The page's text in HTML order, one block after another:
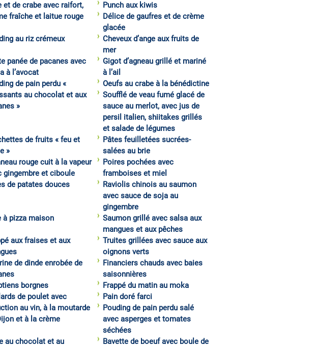
et de crabe avec raifort,
fraîche et laitue rouge
Punch aux kiwis
Délice de gaufres et de crème
glacée
au riz crémeux
Cheveux d’ange aux fruits de
mer
panée de pacanes avec
à l’avocat
Gigot d’agneau grillé et mariné
à l’ail
de pain perdu «
au chocolat et aux
»
Oeufs au crabe à la bénédictine
Soufflé de veau fumé glacé de
sauce au merlot, avec jus de
persil italien, shiitakes grillés
et salade de légumes
de fruits « feu et
»
Pâtes feuilletées sucrées-
salées au brie
rouge cuit à la vapeur
gingembre et ciboule
Poires pochées avec
framboises et miel
de patates douces
Raviolis chinois au saumon
avec sauce de soja au
gingembre
à pizza maison
Saumon grillé avec salsa aux
mangues et aux pêches
aux fraises et aux
Truites grillées avec sauce aux
oignons verts
de dinde enrobée de
Financiers chauds avec baies
saisonnières
borgnes
Frappé du matin au moka
de poulet avec
au vin, à la moutarde
et à la crème
Pain doré farci
Pouding de pain perdu salé
avec asperges et tomates
séchées
au chocolat et au
Bavette de boeuf avec boule de